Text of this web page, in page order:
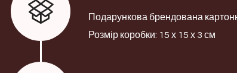
Подарункова брендована
Розмір коробки: 15 х 15 х 3 см